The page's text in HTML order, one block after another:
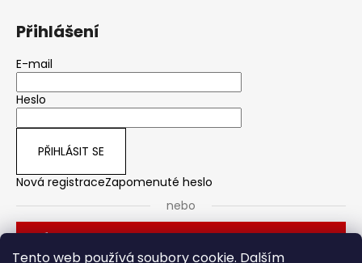
Tento web používá soubory cookie. Dalším
HLEDAT
o
o
r
u
Přihlášení
E-mail
Heslo
PŘIHLÁSIT SE
Nová registraceZapomenuté heslo
nebo